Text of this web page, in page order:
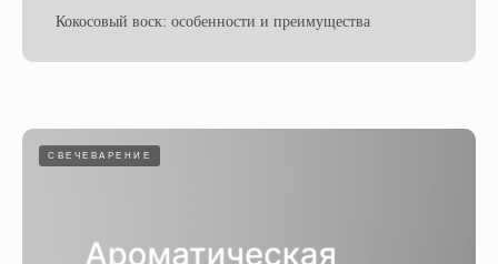
Кокосовый воск: особенности и преимущества
СВЕЧЕВАРЕНИЕ